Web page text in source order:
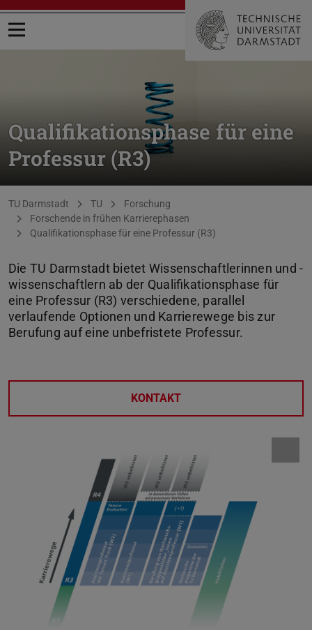
Menü öffnen
Qualifikationsphase für eine
Professur (R3)
Sie befinden sich hier:
TU Darmstadt TU
Forschung
Forschende in frühen Karrierephasen
Qualifikationsphase für eine Professur (R3)
Die TU Darmstadt bietet Wissenschaftlerinnen und -
wissenschaftlern ab der Qualifikationsphase für
eine Professur (R3) verschiedene, parallel
verlaufende Optionen und Karrierewege bis zur
Berufung auf eine unbefristete Professur.
KONTAKT